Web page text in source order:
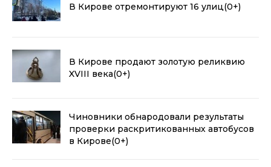
В Кирове отремонтируют 16 улиц(0+)
В Кирове продают золотую реликвию
XVIII века(0+)
Чиновники обнародовали результаты
проверки раскритикованных автобусов
в Кирове(0+)